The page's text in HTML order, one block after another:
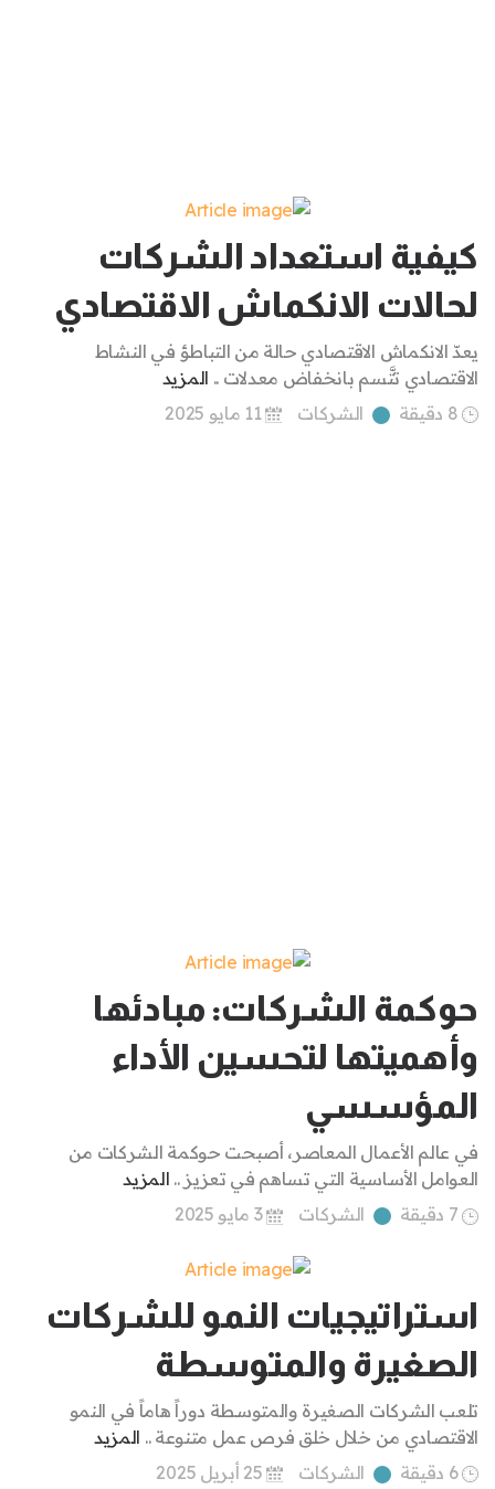
كيفية استعداد الشركات
لحالات الانكماش الاقتصادي
يعدّ الانكماش الاقتصادي حالة من التباطؤ في النشاط
الاقتصادي تتَّسم بانخفاض معدلات .. المزيد
8 دقيقة
الشركات 11 مايو 2025
حوكمة الشركات: مبادئها
وأهميتها لتحسين الأداء
المؤسسي
في عالم الأعمال المعاصر، أصبحت حوكمة الشركات من
العوامل الأساسية التي تساهم في تعزيز .. المزيد
7 دقيقة
الشركات 3 مايو 2025
استراتيجيات النمو للشركات
الصغيرة والمتوسطة
تلعب الشركات الصغيرة والمتوسطة دوراً هاماً في النمو
الاقتصادي من خلال خلق فرص عمل متنوعة .. المزيد
6 دقيقة
الشركات 25 أبريل 2025